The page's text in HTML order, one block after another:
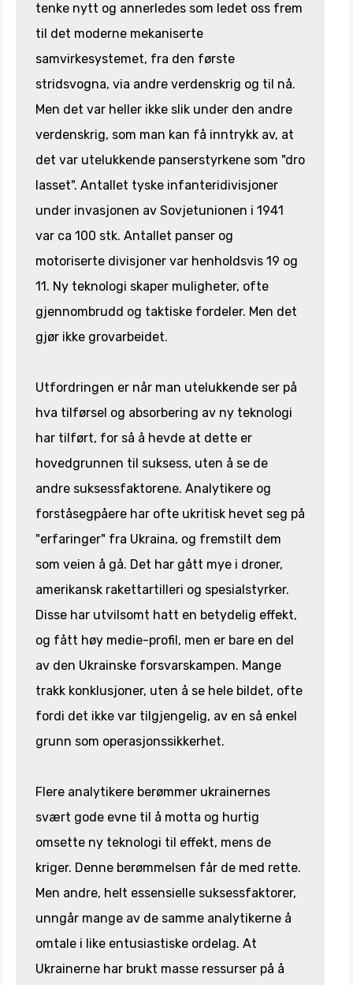
tenke nytt og annerledes som ledet oss frem
til det moderne mekaniserte
samvirkesystemet, fra den første
stridsvogna, via andre verdenskrig og til nå.
Men det var heller ikke slik under den andre
verdenskrig, som man kan få inntrykk av, at
det var utelukkende panserstyrkene som "dro
lasset". Antallet tyske infanteridivisjoner
under invasjonen av Sovjetunionen i 1941
var ca 100 stk. Antallet panser og
motoriserte divisjoner var henholdsvis 19 og
11. Ny teknologi skaper muligheter, ofte
gjennombrudd og taktiske fordeler. Men det
gjør ikke grovarbeidet.
Utfordringen er når man utelukkende ser på
hva tilførsel og absorbering av ny teknologi
har tilført, for så å hevde at dette er
hovedgrunnen til suksess, uten å se de
andre suksessfaktorene. Analytikere og
forståsegpåere har ofte ukritisk hevet seg på
"erfaringer" fra Ukraina, og fremstilt dem
som veien å gå. Det har gått mye i droner,
amerikansk rakettartilleri og spesialstyrker.
Disse har utvilsomt hatt en betydelig effekt,
og fått høy medie-profil, men er bare en del
av den Ukrainske forsvarskampen. Mange
trakk konklusjoner, uten å se hele bildet, ofte
fordi det ikke var tilgjengelig, av en så enkel
grunn som operasjonssikkerhet.
Flere analytikere berømmer ukrainernes
svært gode evne til å motta og hurtig
omsette ny teknologi til effekt, mens de
kriger. Denne berømmelsen får de med rette.
Men andre, helt essensielle suksessfaktorer,
unngår mange av de samme analytikerne å
omtale i like entusiastiske ordelag. At
Ukrainerne har brukt masse ressurser på å